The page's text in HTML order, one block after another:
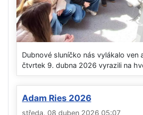
Dubnové sluníčko nás vylákalo ven
čtvrtek 9. dubna 2026 vyrazili na
Adam Ries 2026
středa, 08 duben 2026 05:07